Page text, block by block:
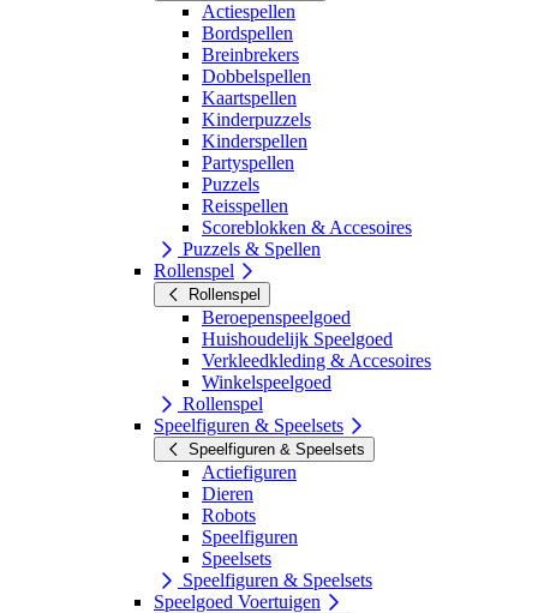
Actiespellen
Bordspellen
Breinbrekers
Dobbelspellen
Kaartspellen
Kinderpuzzels
Kinderspellen
Partyspellen
Puzzels
Reisspellen
Scoreblokken & Accesoires
Puzzels & Spellen
Rollenspel
Rollenspel
Beroepenspeelgoed
Huishoudelijk Speelgoed
Verkleedkleding & Accesoires
Winkelspeelgoed
Rollenspel
Speelfiguren & Speelsets
Speelfiguren & Speelsets
Actiefiguren
Dieren
Robots
Speelfiguren
Speelsets
Speelfiguren & Speelsets
Speelgoed Voertuigen